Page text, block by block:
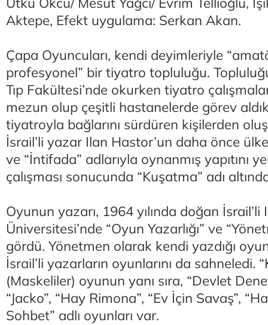
Aktepe, Efekt uygulama: Serkan Akan.
Çapa Oyuncuları, kendi deyimleriyle
profesyonel” bir tiyatro topluluğu.
Tıp Fakültesi’nde okurken tiyatro
mezun olup çeşitli hastanelerde görev
tiyatroyla bağlarını sürdüren kişilerden
İsrail’li yazar Ilan Hastor’un daha önce
ve “İntifada” adlarıyla oynanmış yapıtını
çalışması sonucunda “Kuşatma” adı
Oyunun yazarı, 1964 yılında doğan
Üniversitesi’nde “Oyun Yazarlığı” ve
gördü. Yönetmen olarak kendi yazdığı
İsrail’li yazarların oyunlarını da sahneledi.
(Maskeliler) oyunun yanı sıra, “Devlet
“Jacko”, “Hay Rimona”, “Ev İçin Savaş”,
Sohbet” adlı oyunları var.